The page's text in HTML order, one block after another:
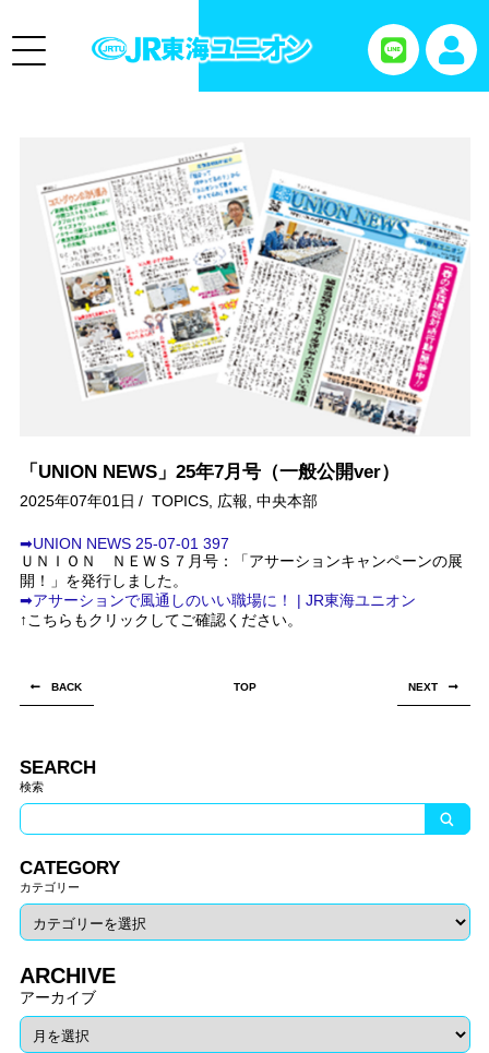
「UNION NEWS」25年7月号（一般公開ver）
2025年07年01日 / TOPICS, 広報, 中央本部
➡UNION NEWS 25-07-01 397
ＵＮＩＯＮ ＮＥＷＳ７月号：「アサーションキャンペーンの展
開！」を発行しました。
➡アサーションで風通しのいい職場に！ | JR東海ユニオン
↑こちらもクリックしてご確認ください。
BACK TOP NEXT
SEARCH
検索
CATEGORY
カテゴリー
ARCHIVE
アーカイブ